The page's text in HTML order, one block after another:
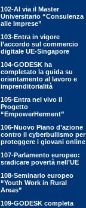
102-Al via il Master
Universitario “Consulenza
alle Imprese”
103-Entra in vigore
l’accordo sul commercio
digitale UE-Singapore
104-GODESK ha
completato la guida su
orientamento al lavoro e
imprenditorialità
105-Entra nel vivo il
Progetto
“EmpowerHerment”
106-Nuovo Piano d’azione
contro il cyberbullismo per
proteggere i giovani online
107-Parlamento europeo:
sradicare povertà nell’UE
108-Seminario europeo
“Youth Work in Rural
Areas”
109-GODESK completa